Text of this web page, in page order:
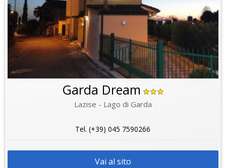
Garda Dream
Lazise - Lago di Garda
Tel. (+39) 045 7590266
Vai al sito